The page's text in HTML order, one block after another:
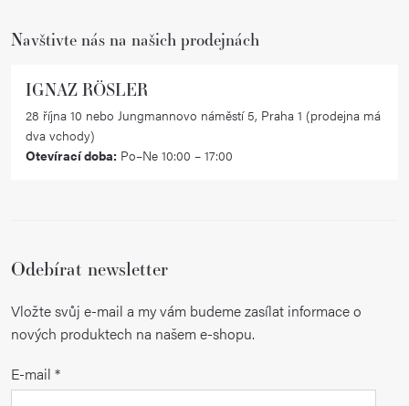
Navštivte nás na našich prodejnách
IGNAZ RÖSLER
28 října 10 nebo Jungmannovo náměstí 5, Praha 1 (prodejna má
dva vchody)
Otevírací doba: Po–Ne 10:00 – 17:00
Odebírat newsletter
Vložte svůj e-mail a my vám budeme zasílat informace o
nových produktech na našem e-shopu.
E-mail